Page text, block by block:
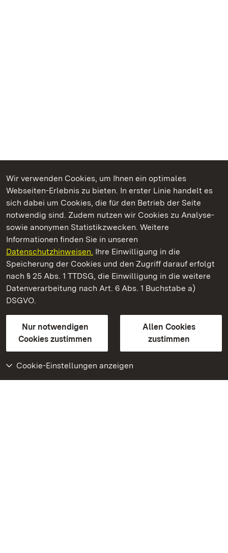
Wir verwenden Cookies, um Ihnen ein optimales
Webseiten-Erlebnis zu bieten. In erster Linie handelt es
sich dabei um Cookies, die für den Betrieb der Seite
notwendig sind. Zudem nutzen wir Cookies zu Analyse-
sowie anonymen Statistikzwecken. Weitere
Informationen finden Sie in unseren
Datenschutzhinweisen. Ihre Einwilligung in die
Speicherung der Cookies und den Zugriff darauf erfolgt
nach § 25 Abs. 1 TTDSG, die Einwilligung in die weitere
Datenverarbeitung nach Art. 6 Abs. 1 Buchstabe a)
DSGVO.
Nur notwendigen
Cookies zustimmen
Allen Cookies
zustimmen
Cookie-Einstellungen anzeigen
Kommen. Staunen. Genießen.
Schloss Bruchsal
Staatliche Schlösser und Gärten Baden-Württemberg
Kontakt
GebärdenspracheLeichte Sprache
Erklärung zur Barrierefreiheit
BITV-konform (geprüfte Seiten)
Weiteres